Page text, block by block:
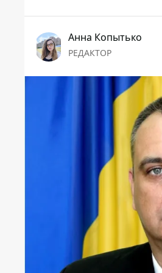
Анна Копытько
РЕДАКТОР